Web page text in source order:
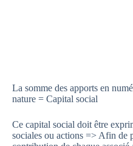
La somme des apports en
nature = Capital social
Ce capital social doit être
sociales ou actions => Afin de